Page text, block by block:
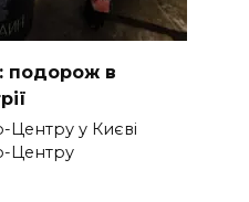
подорож в
у Києві
Центру